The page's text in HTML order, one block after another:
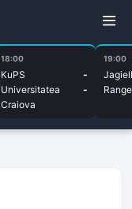
18:00
KuPS
-
Universitatea
Craiova
-
19:00